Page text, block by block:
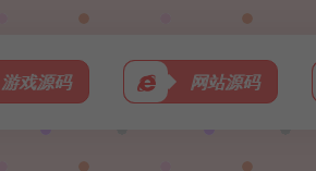
游戏源码 网站源码